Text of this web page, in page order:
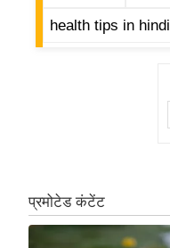
health tips in hindi